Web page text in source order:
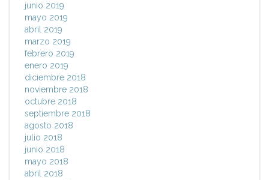
junio 2019
mayo 2019
abril 2019
marzo 2019
febrero 2019
enero 2019
diciembre 2018
noviembre 2018
octubre 2018
septiembre 2018
agosto 2018
julio 2018
junio 2018
mayo 2018
abril 2018